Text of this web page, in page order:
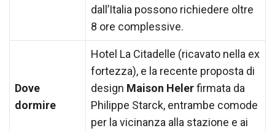
dall’Italia possono richiedere oltre
8 ore complessive.
Dove
dormire
Hotel La Citadelle (ricavato nella ex
fortezza), e la recente proposta di
design Maison Helerfirmata da
Philippe Starck, entrambe comode
per la vicinanza alla stazione e ai